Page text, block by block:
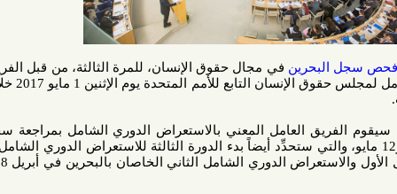
في مجال حقوق الإنسان، للمرة الثالثة، من قبل الفريق العامل
المعني بالاستعراض الدوري الشامل لمجلس حقوق الإنسان التابع للأمم المتحدة يوم الإثنين 1 مايو 2017 خلال اجتماع
14 دولة سيقوم الفريق العامل المعني بالاستعراض الدوري الشامل بمراجعة سجلها خلال
التي تنعقد بين 1 و12 مايو، والتي ستحدِّد أيضاً بدء الدورة الثالثة للاستعراض الدوري الشامل. وقد كان
أجري الاستعراض الدوري الشامل الأول والاستعراض الدوري الشامل الثاني الخاصان بالبحرين في أبريل 2008 ومايو